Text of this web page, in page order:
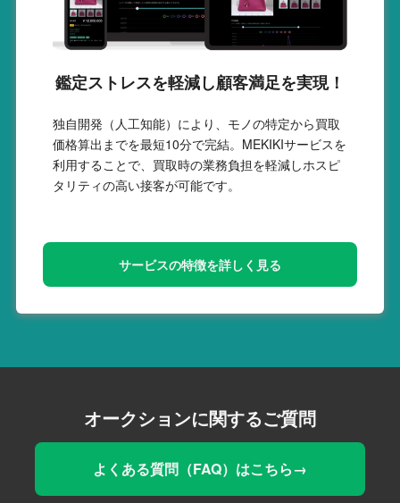
鑑定ストレスを軽減し顧客満足を実現！
独自開発（人工知能）により、モノの特定から買取
価格算出までを最短10分で完結。MEKIKIサービスを
利用することで、買取時の業務負担を軽減しホスピ
タリティの高い接客が可能です。
サービスの特徴を詳しく見る
オークションに関するご質問
よくある質問（FAQ）はこちら→